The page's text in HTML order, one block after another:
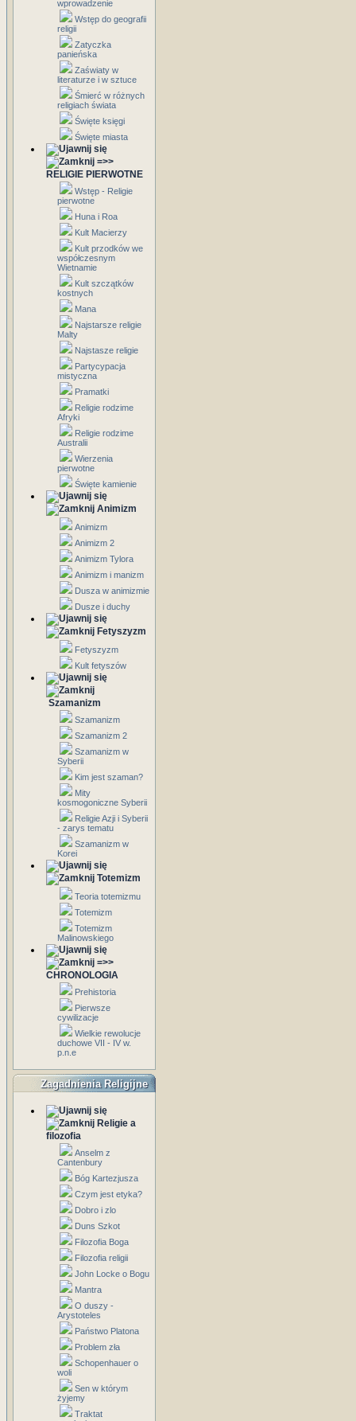
wprowadzenie
Wstęp do geografii
religii
Zatyczka
panieńska
Zaświaty w
literaturze i w sztuce
Śmierć w różnych
religiach świata
Święte księgi
Święte miasta
=>>
RELIGIE PIERWOTNE
Wstęp - Religie
pierwotne
Huna i Roa
Kult Macierzy
Kult przodków we
współczesnym
Wietnamie
Kult szczątków
kostnych
Mana
Najstarsze religie
Malty
Najstasze religie
Partycypacja
mistyczna
Pramatki
Religie rodzime
Afryki
Religie rodzime
Australii
Wierzenia
pierwotne
Święte kamienie
Animizm
Animizm
Animizm 2
Animizm Tylora
Animizm i manizm
Dusza w animizmie
Dusze i duchy
Fetyszyzm
Fetyszyzm
Kult fetyszów
Szamanizm
Szamanizm
Szamanizm 2
Szamanizm w
Syberii
Kim jest szaman?
Mity
kosmogoniczne Syberii
Religie Azji i Syberii
- zarys tematu
Szamanizm w
Korei
Totemizm
Teoria totemizmu
Totemizm
Totemizm
Malinowskiego
=>>
CHRONOLOGIA
Prehistoria
Pierwsze
cywilizacje
Wielkie rewolucje
duchowe VII - IV w.
p.n.e
Zagadnienia Religijne
Religie a
filozofia
Anselm z
Cantenbury
Bóg Kartezjusza
Czym jest etyka?
Dobro i zlo
Duns Szkot
Filozofia Boga
Filozofia religii
John Locke o Bogu
Mantra
O duszy -
Arystoteles
Państwo Platona
Problem zła
Schopenhauer o
woli
Sen w którym
żyjemy
Traktat